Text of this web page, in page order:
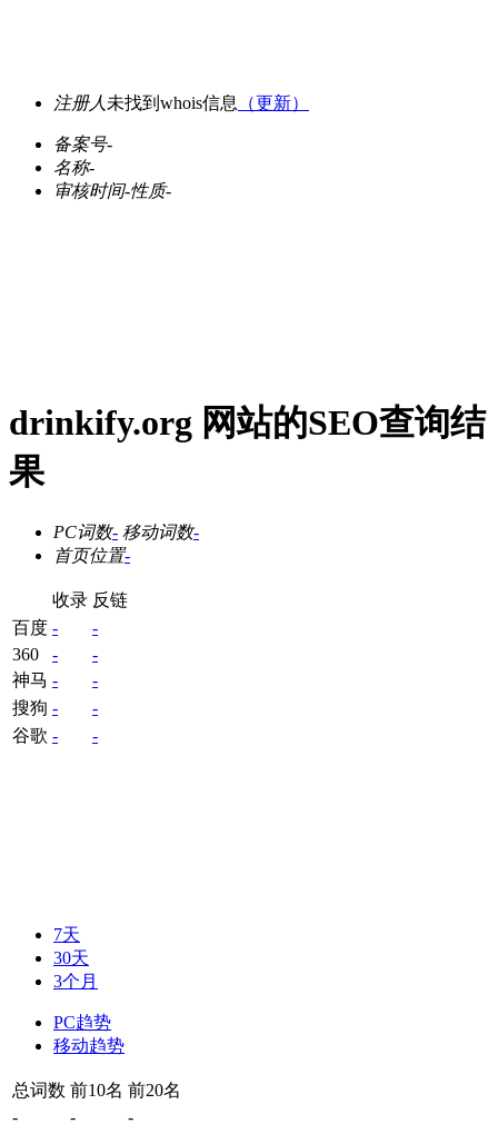
注册人 未找到whois信息 （更新）
备案号-
名称-
审核时间-性质-
drinkify.org 网站的SEO查询结
果
PC词数- 移动词数-
首页位置-
收录 反链
百度 -
-
360
-
-
神马 -
-
搜狗 -
-
谷歌 - -
7天
30天
3个月
PC趋势
移动趋势
总词数 前10名 前20名
-
-
-